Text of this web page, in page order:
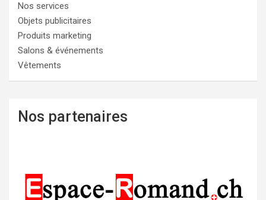
Nos services
Objets publicitaires
Produits marketing
Salons & événements
Vêtements
Nos partenaires